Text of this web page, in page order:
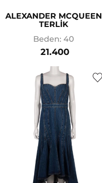
ALEXANDER MCQUEEN
TERLİK
Beden: 40
21.400